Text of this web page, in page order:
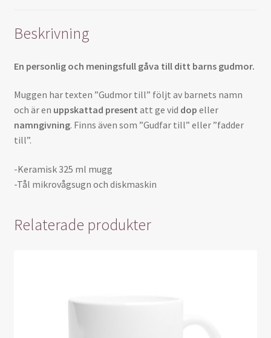
Beskrivning
En personlig och meningsfull gåva till ditt barns gudmor.
Muggen har texten ”Gudmor till” följt av barnets namn
och är en uppskattad present att ge vid dop eller
namngivning. Finns även som ”Gudfar till” eller ”fadder
till”.
-Keramisk 325 ml mugg
-Tål mikrovågsugn och diskmaskin
Relaterade produkter